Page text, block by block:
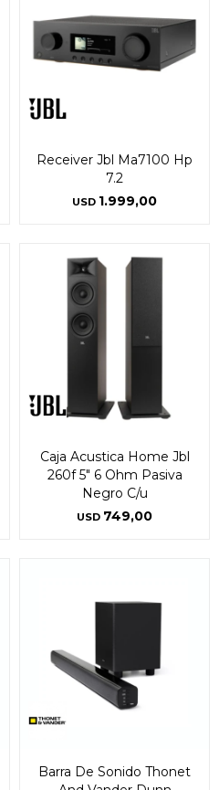
Receiver Jbl Ma7100 Hp
7.2
USD 1.999,00
Caja Acustica Home Jbl
260f 5" 6 Ohm Pasiva
Negro C/u
USD 749,00
Barra De Sonido Thonet